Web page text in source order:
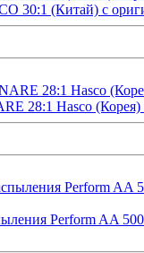
30:1 (Китай) с
28:1 Hasco